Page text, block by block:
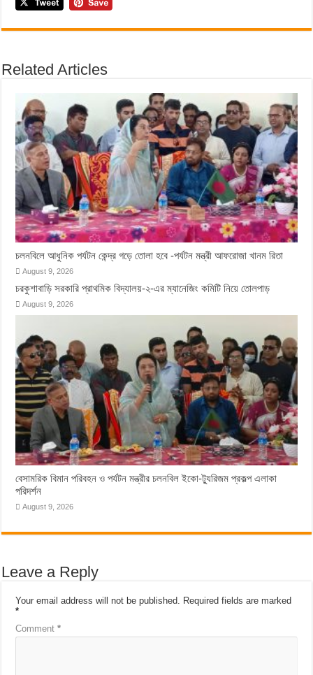
Related Articles
চলনবিলে আধুনিক পর্যটন কেন্দ্র গড়ে তোলা হবে -পর্যটন মন্ত্রী আফরোজা খানম রিতা
August 9, 2026
চরকুশাবাড়ি সরকারি প্রাথমিক বিদ্যালয়-২-এর ম্যানেজিং কমিটি নিয়ে তোলপাড়
August 9, 2026
বেসামরিক বিমান পরিবহন ও পর্যটন মন্ত্রীর চলনবিল ইকো-ট্যুরিজম প্রকল্প এলাকা
পরিদর্শন
August 9, 2026
Leave a Reply
Your email address will not be published. Required fields are marked
*
Comment*